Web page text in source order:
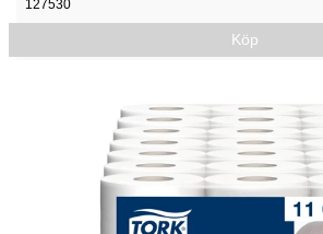
127530
Köp